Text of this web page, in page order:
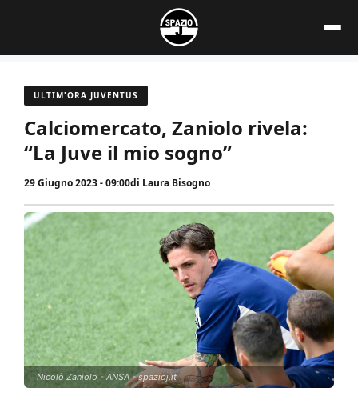
contenuto
ULTIM'ORA JUVENTUS
Calciomercato, Zaniolo rivela:
“La Juve il mio sogno”
29 Giugno 2023 - 09:00di Laura Bisogno
Nicolò Zaniolo - ANSA - spazioj.it